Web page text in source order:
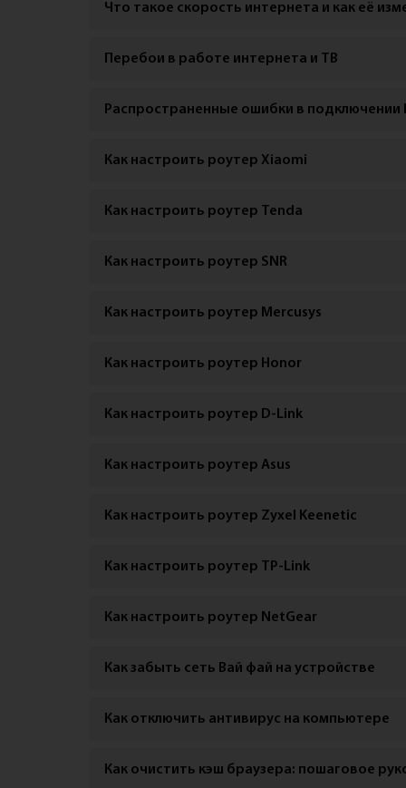
Что такое скорость интернета и как её
Перебои в работе интернета и ТВ
Распространенные ошибки в подключении
Как настроить роутер Xiaomi
Как настроить роутер Tenda
Как настроить роутер SNR
Как настроить роутер Mercusys
Как настроить роутер Honor
Как настроить роутер D-Link
Как настроить роутер Asus
Как настроить роутер Zyxel Keenetic
Как настроить роутер TP-Link
Как настроить роутер NetGear
Как забыть сеть Вай фай на устройстве
Как отключить антивирус на компьютере
Как очистить кэш браузера: пошаговое